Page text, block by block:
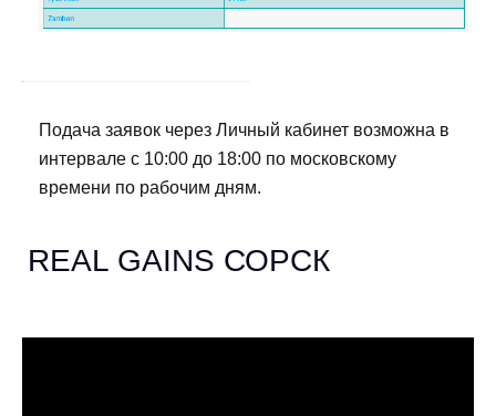
Подача заявок через Личный кабинет возможна в
интервале с 10:00 до 18:00 по московскому
времени по рабочим дням.
REAL GAINS СОРСК